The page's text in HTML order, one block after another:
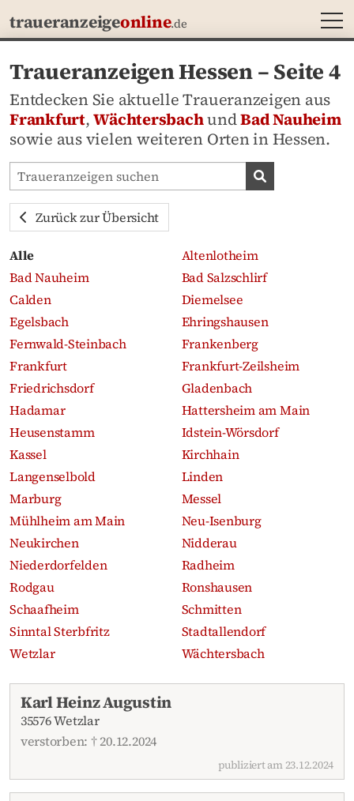
traueranzeigeonline.de
Traueranzeigen Hessen – Seite 4
Entdecken Sie aktuelle Traueranzeigen aus
Frankfurt,WächtersbachundBad Nauheim
sowie aus vielen weiteren Orten in Hessen.
Traueranzeigen-Portal durchsuchen
Zurück zur Übersicht
Alle
Altenlotheim
Bad Nauheim
Bad Salzschlirf
Calden
Diemelsee
Egelsbach
Ehringshausen
Fernwald-Steinbach
Frankenberg
Frankfurt
Frankfurt-Zeilsheim
Friedrichsdorf
Gladenbach
Hadamar
Hattersheim am Main
Heusenstamm
Idstein-Wörsdorf
Kassel
Kirchhain
Langenselbold
Linden
Marburg
Messel
Mühlheim am Main
Neu-Isenburg
Neukirchen
Nidderau
Niederdorfelden
Radheim
Rodgau
Ronshausen
Schaafheim
Schmitten
Sinntal Sterbfritz
Stadtallendorf
Wetzlar
Wächtersbach
Aktuelle Traueranzeigen
Karl Heinz Augustin
35576 Wetzlar
verstorben: † 20.12.2024
publiziert am 23.12.2024